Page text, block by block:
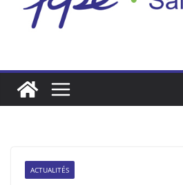
ACTUALITÉS